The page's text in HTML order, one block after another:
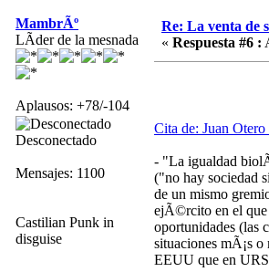
MambrÃº
LÃ­der de la mesnada
Aplausos: +78/-104
Desconectado
Mensajes: 1100
Castilian Punk in
disguise
Re: La venta de
« Respuesta #6 :
Cita de: Juan
- "La igualdad
("no hay sociedad
de un mismo
ejÃ©rcito en el que
oportunidades (las
situaciones mÃ¡s
EEUU que en